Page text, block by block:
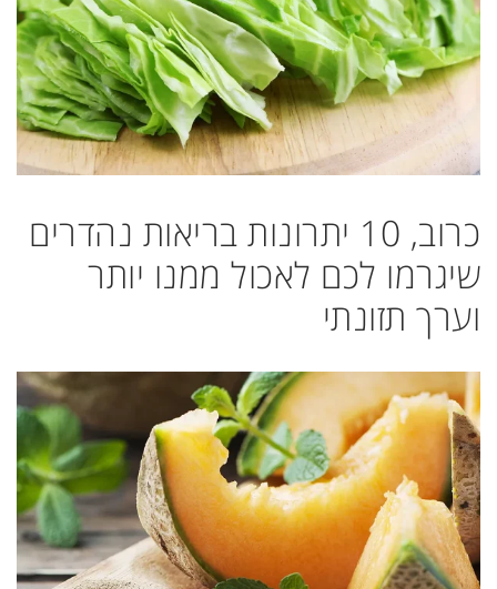
כרוב, 10 יתרונות בריאות נהדרים
שיגרמו לכם לאכול ממנו יותר
וערך תזונתי